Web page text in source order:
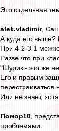
Это отдельная
alek.vladimir,
А куда его выше?
При 4-2-3-1
Разве что при
"Шурик - это же
Его и правым
перестраиваться
Или не знает,
Помор10 ,
проблемами.